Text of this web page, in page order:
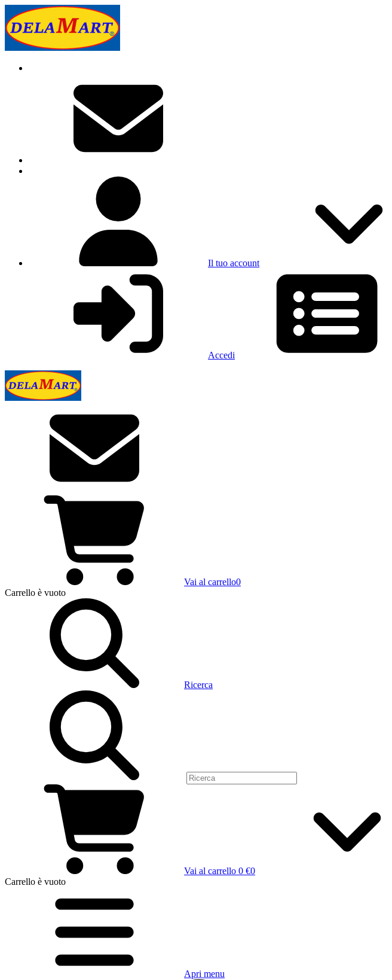
Il tuo account
Accedi
Vai al carrello0
Carrello è vuoto
Ricerca
Vai al carrello 0 €0
Carrello è vuoto
Apri menu